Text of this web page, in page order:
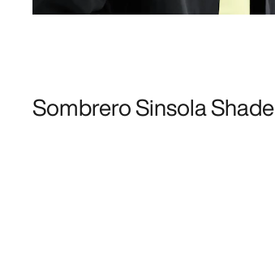
Sombrero Sinsola Shade